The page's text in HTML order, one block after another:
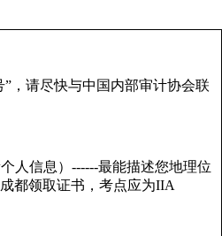
，请尽快与中国内部审计协会联
人信息）------最能描述您地理位
都领取证书，考点应为IIA